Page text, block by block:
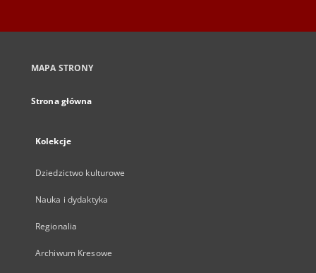
MAPA STRONY
Strona główna
Kolekcje
Dziedzictwo kulturowe
Nauka i dydaktyka
Regionalia
Archiwum Kresowe